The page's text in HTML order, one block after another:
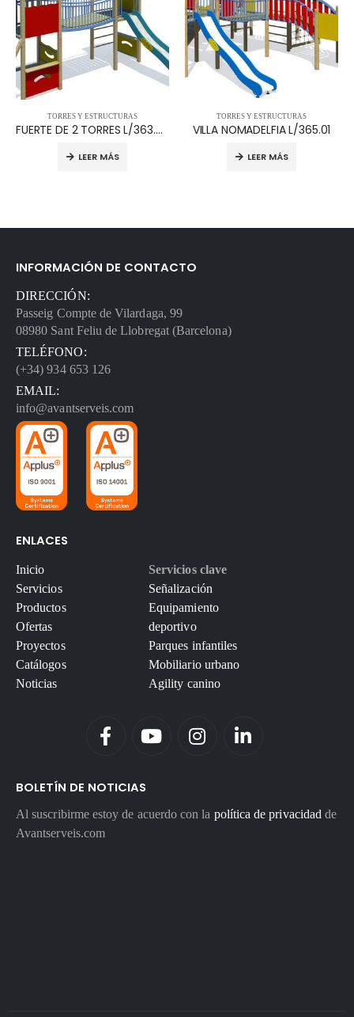
TORRES Y ESTRUCTURAS
FUERTE DE 2 TORRES L/363.98.01
LEER MÁS
TORRES Y ESTRUCTURAS
VILLA NOMADELFIA L/365.01
LEER MÁS
INFORMACIÓN DE CONTACTO
DIRECCIÓN:
Passeig Compte de Vilardaga, 99
08980 Sant Feliu de Llobregat (Barcelona)
TELÉFONO:
(+34) 934 653 126
EMAIL:
info@avantserveis.com
ENLACES
Inicio
Servicios
Productos
Ofertas
Proyectos
Catálogos
Noticias
Servicios clave
Señalización
Equipamiento
deportivo
Parques infantiles
Mobiliario urbano
Agility canino
BOLETÍN DE NOTICIAS
Al suscribirme estoy de acuerdo con la política de privacidad de
Avantserveis.com